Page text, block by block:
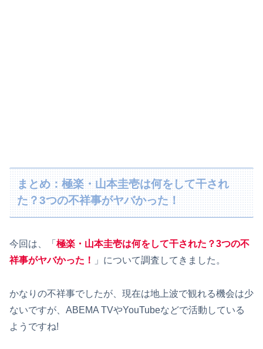
まとめ：極楽・山本圭壱は何をして干され
た？3つの不祥事がヤバかった！
今回は、「 極楽・山本圭壱は何をして干された？3つの不
祥事がヤバかった！
」について調査してきました。
かなりの不祥事でしたが、現在は地上波で観れる機会は少
ないですが、ABEMA TVやYouTubeなどで活動している
ようですね!